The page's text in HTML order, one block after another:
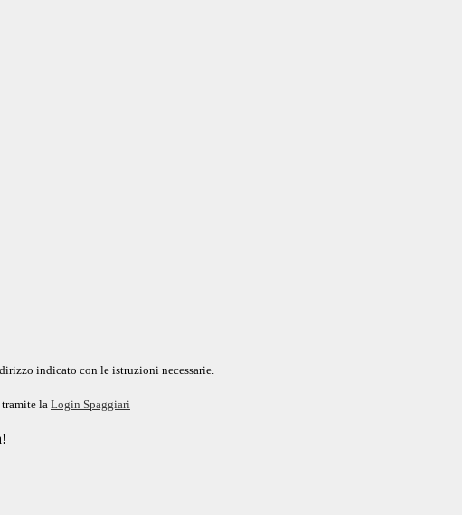
indicato con le istruzioni necessarie.
tramite la Login Spaggiari